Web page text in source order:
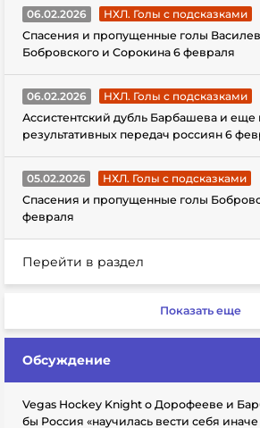
06.02.2026
НХЛ. Голы с подсказками
Спасения и пропущенные голы
Бобровского и Сорокина 6 февраля
06.02.2026
НХЛ. Голы с подсказками
Ассистентский дубль Барбашева и еще
результативных передач россиян 6
05.02.2026
НХЛ. Голы с подсказками
Спасения и пропущенные голы
февраля
Перейти в раздел
Показать еще
Обсуждение
Vegas Hockey Knight о Дорофееве и
бы Россия «научилась вести себя иначе